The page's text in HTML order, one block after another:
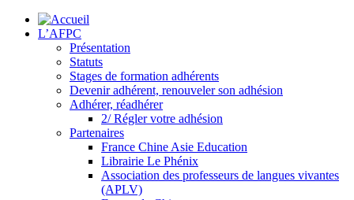
L’AFPC
Présentation
Statuts
Stages de formation adhérents
Devenir adhérent, renouveler son adhésion
Adhérer, réadhérer
2/ Régler votre adhésion
Partenaires
France Chine Asie Education
Librairie Le Phénix
Association des professeurs de langues vivantes
(APLV)